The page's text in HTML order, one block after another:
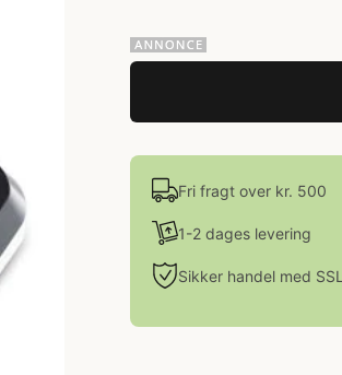
Fri fragt over kr. 500
1-2 dages levering
Sikker handel med